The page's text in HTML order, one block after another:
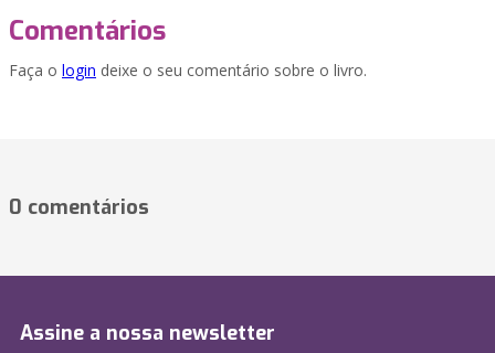
Comentários
Faça o login deixe o seu comentário sobre o livro.
0 comentários
Assine a nossa newsletter